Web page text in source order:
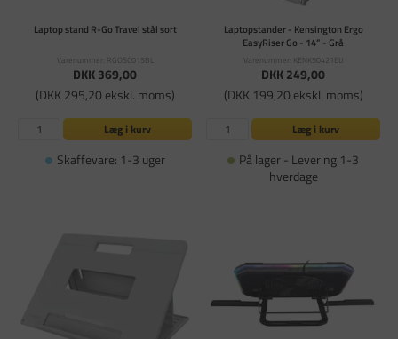
Laptop stand R-Go Travel stål sort
Varenummer: RGOSC015BL
DKK 369,00
(DKK 295,20 ekskl. moms)
Læg i kurv
Skaffevare: 1-3 uger
Laptopstander - Kensington Ergo
EasyRiser Go - 14” - Grå
Varenummer: KENK50421EU
DKK 249,00
(DKK 199,20 ekskl. moms)
Læg i kurv
På lager - Levering 1-3
hverdage